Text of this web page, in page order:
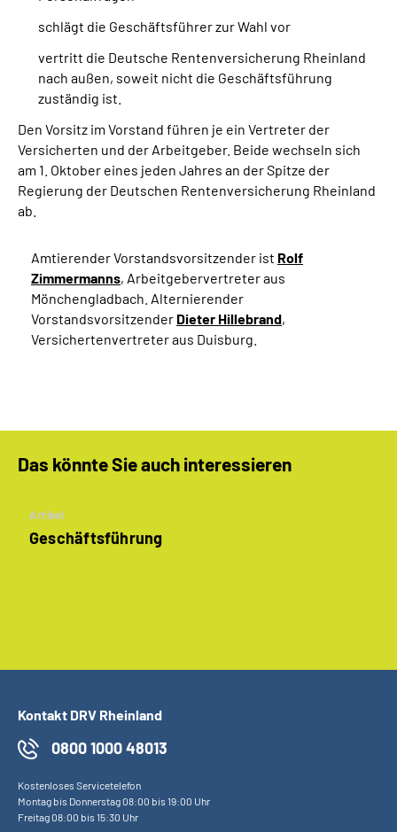
schlägt die Geschäftsführer zur Wahl vor
vertritt die Deutsche Rentenversicherung Rheinland
nach außen, soweit nicht die Geschäftsführung
zuständig ist.
Den Vorsitz im Vorstand führen je ein Vertreter der
Versicherten und der Arbeitgeber. Beide wechseln sich
am 1. Oktober eines jeden Jahres an der Spitze der
Regierung der Deutschen Rentenversicherung Rheinland
ab.
Amtierender Vorstandsvorsitzender ist Rolf
Zimmermanns, Arbeitgebervertreter aus
Mönchengladbach. Alternierender
Vorstandsvorsitzender Dieter Hillebrand,
Versichertenvertreter aus Duisburg.
Das könnte Sie auch interessieren
Artikel
Geschäftsführung
Kontakt DRV Rheinland
0800 1000 48013
Kostenloses Servicetelefon
Montag bis Donnerstag 08:00 bis 19:00 Uhr
Freitag 08:00 bis 15:30 Uhr